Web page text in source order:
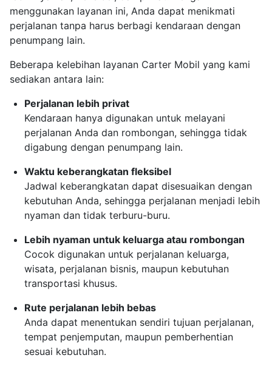
menggunakan layanan ini, Anda dapat menikmati
perjalanan tanpa harus berbagi kendaraan dengan
penumpang lain.
Beberapa kelebihan layanan Carter Mobil yang kami
sediakan antara lain:
Perjalanan lebih privat
Kendaraan hanya digunakan untuk melayani
perjalanan Anda dan rombongan, sehingga tidak
digabung dengan penumpang lain.
Waktu keberangkatan fleksibel
Jadwal keberangkatan dapat disesuaikan dengan
kebutuhan Anda, sehingga perjalanan menjadi lebih
nyaman dan tidak terburu-buru.
Lebih nyaman untuk keluarga atau rombongan
Cocok digunakan untuk perjalanan keluarga,
wisata, perjalanan bisnis, maupun kebutuhan
transportasi khusus.
Rute perjalanan lebih bebas
Anda dapat menentukan sendiri tujuan perjalanan,
tempat penjemputan, maupun pemberhentian
sesuai kebutuhan.